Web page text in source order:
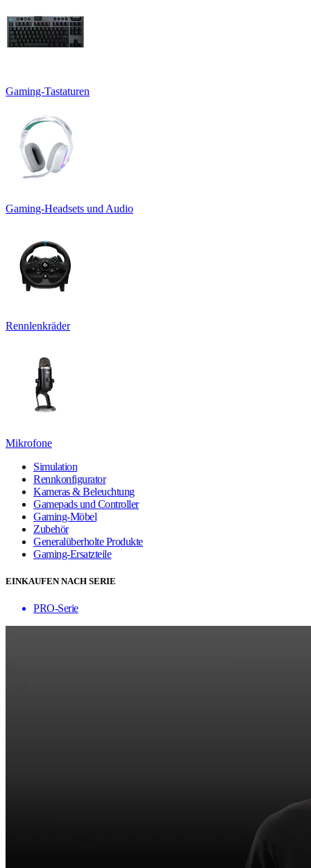
Gaming-Tastaturen
Gaming-Headsets und Audio
Rennlenkräder
Mikrofone
Simulation
Rennkonfigurator
Kameras & Beleuchtung
Gamepads und Controller
Gaming-Möbel
Zubehör
Generalüberholte Produkte
Gaming-Ersatzteile
EINKAUFEN NACH SERIE
PRO-Serie